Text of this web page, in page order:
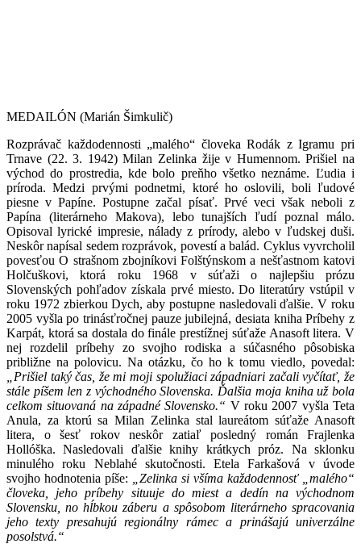
MEDAILÓN (Marián Šimkulič)
Rozprávač každodennosti „malého“ človeka Rodák z Igramu pri
Trnave (22. 3. 1942) Milan Zelinka žije v Humennom. Prišiel na
východ do prostredia, kde bolo preňho všetko neznáme. Ľudia i
príroda. Medzi prvými podnetmi, ktoré ho oslovili, boli ľudové
piesne v Papíne. Postupne začal písať. Prvé veci však neboli z
Papína (literárneho Makova), lebo tunajších ľudí poznal málo.
Opisoval lyrické impresie, nálady z prírody, alebo v ľudskej duši.
Neskôr napísal sedem rozprávok, povestí a balád. Cyklus vyvrcholil
povesťou O strašnom zbojníkovi Folštýnskom a nešťastnom katovi
Holčuškovi, ktorá roku 1968 v súťaži o najlepšiu prózu
Slovenských pohľadov získala prvé miesto. Do literatúry vstúpil v
roku 1972 zbierkou Dych, aby postupne nasledovali ďalšie. V roku
2005 vyšla po trinásťročnej pauze jubilejná, desiata kniha Príbehy z
Karpát, ktorá sa dostala do finále prestížnej súťaže Anasoft litera. V
nej rozdelil príbehy zo svojho rodiska a súčasného pôsobiska
približne na polovicu. Na otázku, čo ho k tomu viedlo, povedal:
„Prišiel taký čas, že mi moji spolužiaci západniari začali vyčítať, že
stále píšem len z východného Slovenska. Ďalšia moja kniha už bola
celkom situovaná na západné Slovensko.“ V roku 2007 vyšla Teta
Anula, za ktorú sa Milan Zelinka stal laureátom súťaže Anasoft
litera, o šesť rokov neskôr zatiaľ posledný román Frajlenka
Hollóška. Nasledovali ďalšie knihy krátkych próz. Na sklonku
minulého roku Neblahé skutočnosti. Etela Farkašová v úvode
svojho hodnotenia píše:
„Zelinka si všíma každodennosť „malého“
človeka, jeho príbehy situuje do miest a dedín na východnom
Slovensku, no hĺbkou záberu a spôsobom literárneho spracovania
jeho texty presahujú regionálny rámec a prinášajú univerzálne
posolstvá.“